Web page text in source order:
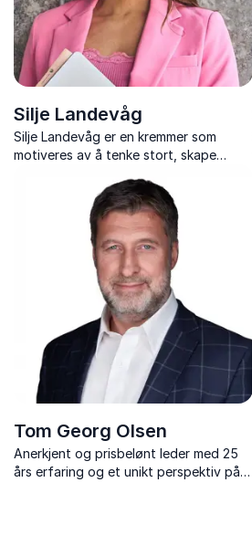
Silje Landevåg
Silje Landevåg er en kremmer som
motiveres av å tenke stort, skape
stor lidenskap for prestasjonskultur,
forretningsutvikling og verdiskapende
investeringer.
Tom Georg Olsen
Anerkjent og prisbelønt leder med 25
års erfaring og et unikt perspektiv på